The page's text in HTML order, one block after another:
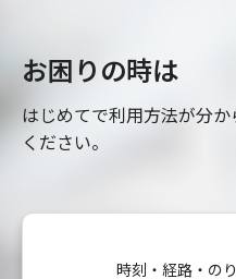
お困りの時は
はじめてで利用方法が分
ください。
時刻・経路・の